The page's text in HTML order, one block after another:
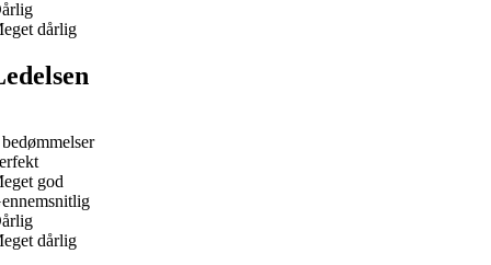
dårlig
god
dårlig